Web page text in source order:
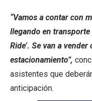
“Vamos a contar con
llegando en transporte
Ride’. Se van a
estacionamiento”,
asistentes que
anticipación.